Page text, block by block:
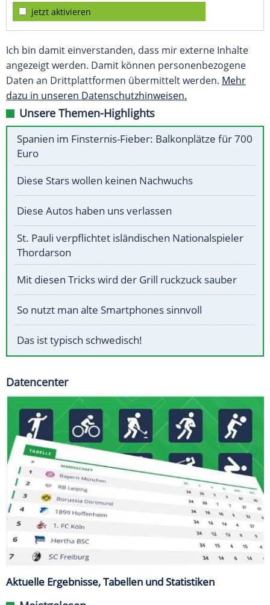
jetzt aktivieren
Ich bin damit einverstanden, dass mir externe Inhalte
angezeigt werden. Damit können personenbezogene
Daten an Drittplattformen übermittelt werden. Mehr
dazu in unseren Datenschutzhinweisen.
Unsere Themen-Highlights
Spanien im Finsternis-Fieber: Balkonplätze für 700
Euro
Diese Stars wollen keinen Nachwuchs
Diese Autos haben uns verlassen
St. Pauli verpflichtet isländischen Nationalspieler
Thordarson
Mit diesen Tricks wird der Grill ruckzuck sauber
So nutzt man alte Smartphones sinnvoll
Das ist typisch schwedisch!
Datencenter
Aktuelle Ergebnisse, Tabellen und Statistiken